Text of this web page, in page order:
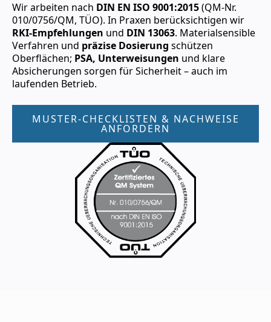
Wir arbeiten nach DIN EN ISO 9001:2015(QM-Nr.
010/0756/QM, TÜO). In Praxen berücksichtigen wir
RKI-Empfehlungen und DIN 13063. Materialsensible
Verfahren und präzise Dosierung schützen
Oberflächen; PSA, Unterweisungen und klare
Absicherungen sorgen für Sicherheit – auch im
laufenden Betrieb.
MUSTER-CHECKLISTEN & NACHWEISE
ANFORDERN